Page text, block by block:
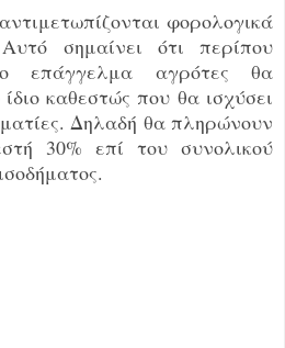
φορολογικά
σημαίνει ότι περίπου
επάγγελμα αγρότες θα
καθεστώς που θα ισχύσει
Δηλαδή θα πληρώνουν
30% επί του συνολικού